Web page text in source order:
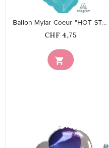

Ballon Mylar Coeur "HOT STUFF"
Prix
CHF 4,75